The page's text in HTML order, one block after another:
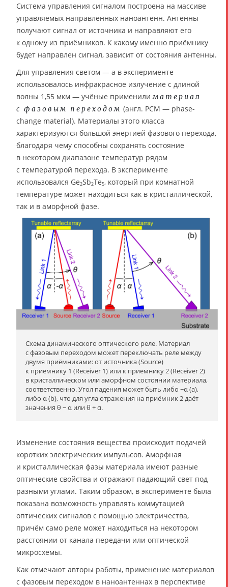
Система управления сигналом построена на массиве
управляемых направленных наноантенн. Антенны
получают сигнал от источника и направляют его
к одному из приёмников. К какому именно приёмнику
будет направлен сигнал, зависит от состояния антенны.
Для управления светом — а в эксперименте
использовалось инфракрасное излучение с длиной
волны 1,55 мкм — учёные применилиматериал
с фазовым переходом (англ. PCM — phase-
change material). Материалы этого класса
характеризуются большой энергией фазового перехода,
благодаря чему способны сохранять состояние
в некотором диапазоне температур рядом
с температурой перехода. В эксперименте
использовался Ge2Sb2Te5, который при комнатной
температуре может находиться как в кристаллической,
так и в аморфной фазе.
Схема динамического оптического реле. Материал
с фазовым переходом может переключать реле между
двумя приёмниками: от источника (Source)
к приёмнику 1 (Receiver 1) или к приёмнику 2 (Receiver 2)
в кристаллическом или аморфном состоянии материала,
соответственно. Угол падения может быть либо −α (a),
либо α (b), что для угла отражения на приёмник 2 даёт
значения θ − α или θ + α.
Изменение состояния вещества происходит подачей
коротких электрических импульсов. Аморфная
и кристаллическая фазы материала имеют разные
оптические свойства и отражают падающий свет под
разными углами. Таким образом, в эксперименте была
показана возможность управлять коммутацией
оптических сигналов с помощью электричества,
причём само реле может находиться на некотором
расстоянии от канала передачи или оптической
микросхемы.
Как отмечают авторы работы, применение материалов
с фазовым переходом в наноантеннах в перспективе